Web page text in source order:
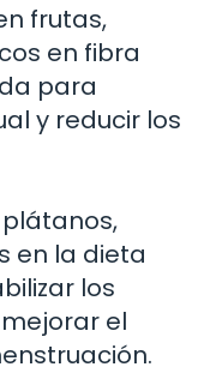
frutas,
en fibra
para
y reducir los
en la dieta
los
el